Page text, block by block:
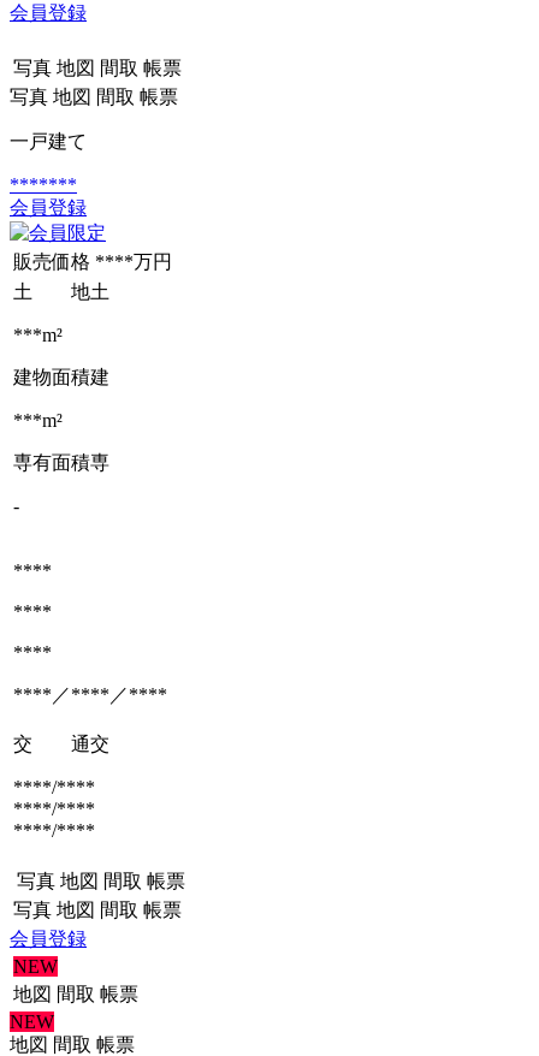
会員登録
写真 地図 間取 帳票
写真 地図 間取 帳票
一戸建て
*******
会員登録
販売価格 ****万円
土 地土
***m²
建物面積建
***m²
専有面積専
-
****
****
****
****／****／****
交 通交
****/****
****/****
****/****
写真 地図 間取 帳票
写真 地図 間取 帳票
会員登録
NEW
地図 間取 帳票
NEW
地図 間取 帳票